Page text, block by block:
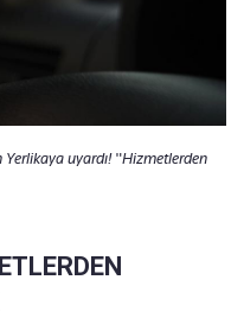
uyardı! "Hizmetlerden